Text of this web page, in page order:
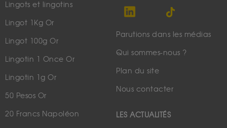
Lingots et lingotins
Lingot 1Kg Or
Lingot 100g Or
Lingotin 1 Once Or
Lingotin 1g Or
50 Pesos Or
20 Francs Napoléon
Parutions dans les médias
Qui sommes-nous ?
Plan du site
Nous contacter
LES ACTUALITÉS